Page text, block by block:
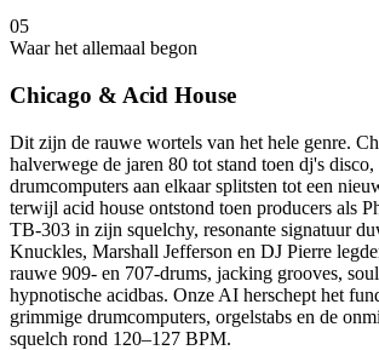
05
Waar het allemaal begon
Chicago & Acid House
Dit zijn de rauwe wortels van het hele genre.
halverwege de jaren 80 tot stand toen dj's disco,
drumcomputers aan elkaar splitsten tot een
terwijl acid house ontstond toen producers als
TB-303 in zijn squelchy, resonante signatuur
Knuckles, Marshall Jefferson en DJ Pierre
rauwe 909- en 707-drums, jacking grooves,
hypnotische acidbas. Onze AI herschept het
grimmige drumcomputers, orgelstabs en de
squelch rond 120–127 BPM.